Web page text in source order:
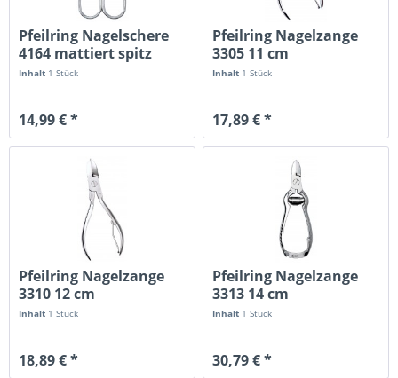
Pfeilring Nagelschere
4164 mattiert spitz
Inhalt 1 Stück
14,99 € *
Pfeilring Nagelzange
3305 11 cm
Inhalt 1 Stück
17,89 € *
Pfeilring Nagelzange
3310 12 cm
Inhalt 1 Stück
18,89 € *
Pfeilring Nagelzange
3313 14 cm
Inhalt 1 Stück
30,79 € *